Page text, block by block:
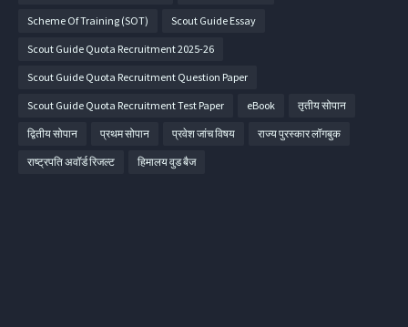
Scheme Of Training (SOT) Scout Guide Essay
Scout Guide Quota Recruitment 2025-26
Scout Guide Quota Recruitment Question Paper
Scout Guide Quota Recruitment Test Paper eBook तृतीय सोपान
द्वितीय सोपान प्रथम सोपान प्रवेश जांच विषय राज्य पुरस्कार लॉगबुक
राष्ट्रपति अवॉर्ड रिजल्ट हिमालय वुड बैज